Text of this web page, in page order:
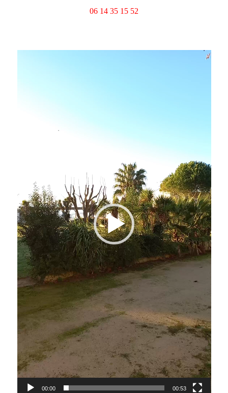
06 14 35 15 52
00:00 00:53